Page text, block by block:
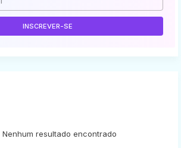
Nenhum resultado encontrado